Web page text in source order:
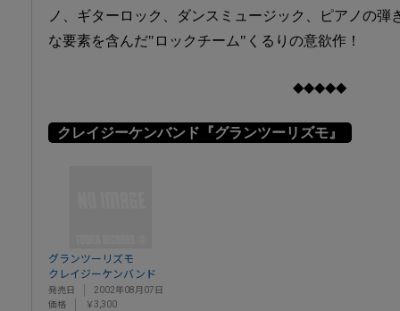
ノ、ギターロック、ダンスミュージック、ピアノの弾
な要素を含んだ"ロックチーム"くるりの意欲作！
◆◆◆◆◆
クレイジーケンバンド『グランツーリズモ』
グランツーリズモ
クレイジーケンバンド
発売日
2002年08月07日
価格
￥3,300